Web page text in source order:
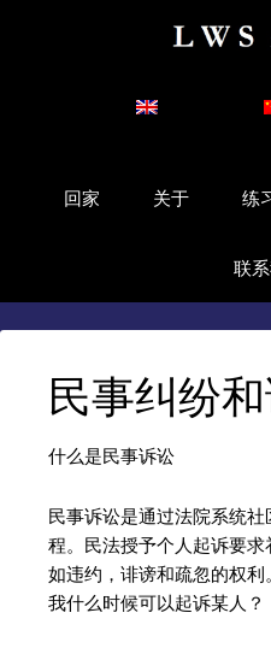
回家 关于 练
联
民事纠纷
什么是民事诉讼
民事诉讼是通过法院系统
程。民法授予个人起诉要求
如违约，诽谤和疏忽的权利。
我什么时候可以起诉某人？